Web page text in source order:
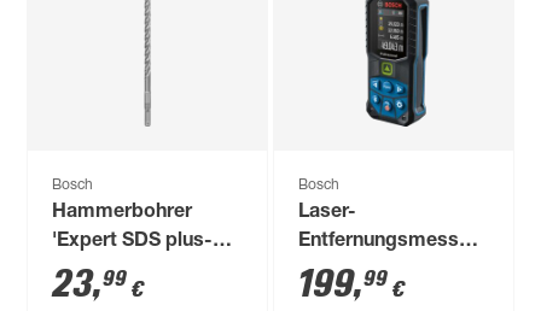
Bosch
Hammerbohrer
'Expert SDS plus-7X'
10 x 200 x 265 mm
23,99 €
Bosch
Laser-
Entfernungsmesser
'Professional GLM
50-27 CG' mit
199,99 €